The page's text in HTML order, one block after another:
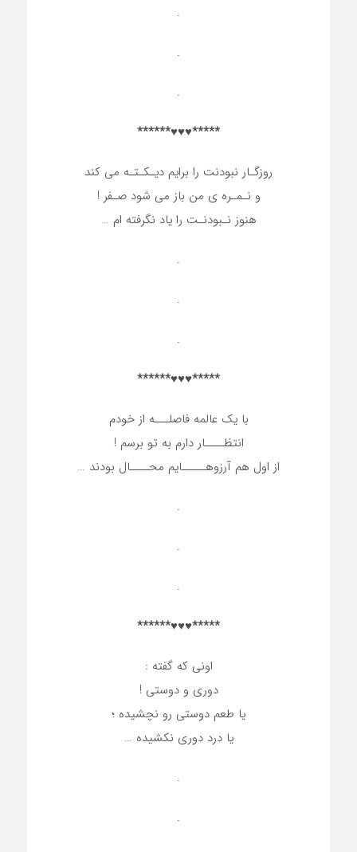
.
.
.
*****♥♥♥******
روزگـار نبودنت را برایم دیـکـتـه می کند
و نـمـره ی من باز می شود صـفر !
هنوز نـبودنـت را یاد نگرفته ام …
.
.
.
*****♥♥♥******
با یک عالمه فاصلـــه از خودم
انتظــــار دارم به تو برسم !
از اول هم آرزوهـــــایم محــــال بودند …
.
.
.
*****♥♥♥******
اونی که گفته :
دوری و دوستی !
یا طعم دوستی رو نچشیده ؛
یا درد دوری نکشیده …
.
.